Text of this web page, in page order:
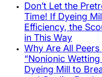
Don’t Let the
Time! If Dyeing
Efficiency, the
in This Way
Why Are All
“Nonionic
Dyeing Mill to